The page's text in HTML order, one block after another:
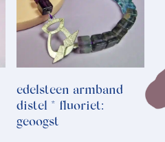
edelsteen armband
distel * fluoriet:
geoogst